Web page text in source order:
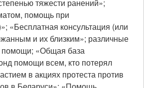
тяжести ранений»;
помощь при
«Бесплатная консультация (или
и их близким»; различные
помощи; «Общая база
помощи всем, кто потерял
в акциях протеста против